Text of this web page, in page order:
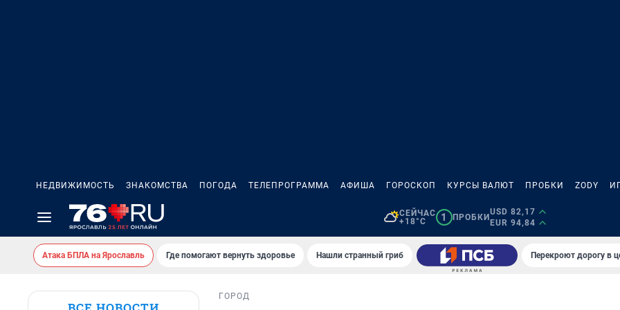
НЕДВИЖИМОСТЬ ЗНАКОМСТВА ПОГОДА ТЕЛЕПРОГРАММА АФИША ГОРОСКОП КУРСЫ ВАЛЮТ ПРОБКИ ZODY
СЕЙЧАС
+18°C
1 ПРОБКИ
USD 82,17
EUR 94,84
Атака БПЛА на Ярославль Где помогают вернуть здоровье Нашли странный гриб Перекроют дорогу в
ГОРОД